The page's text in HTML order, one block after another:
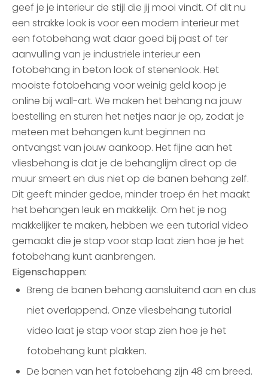
geef je je interieur de stijl die jij mooi vindt. Of dit nu
een strakke look is voor een modern interieur met
een fotobehang wat daar goed bij past of ter
aanvulling van je industriële interieur een
fotobehang in beton look of stenenlook. Het
mooiste fotobehang voor weinig geld koop je
online bij wall-art. We maken het behang na jouw
bestelling en sturen het netjes naar je op, zodat je
meteen met behangen kunt beginnen na
ontvangst van jouw aankoop. Het fijne aan het
vliesbehang is dat je de behanglijm direct op de
muur smeert en dus niet op de banen behang zelf.
Dit geeft minder gedoe, minder troep én het maakt
het behangen leuk en makkelijk. Om het je nog
makkelijker te maken, hebben we een tutorial video
gemaakt die je stap voor stap laat zien hoe je het
fotobehang kunt aanbrengen.
Eigenschappen:
Breng de banen behang aansluitend aan en dus
niet overlappend. Onze vliesbehang tutorial
video laat je stap voor stap zien hoe je het
fotobehang kunt plakken.
De banen van het fotobehang zijn 48 cm breed.